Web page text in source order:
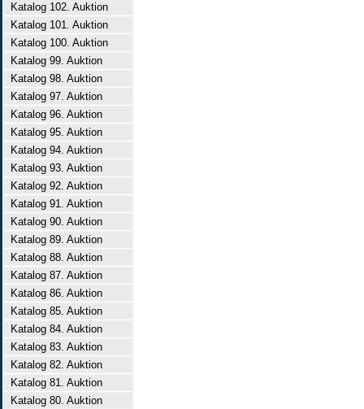
Katalog 102. Auktion
Katalog 101. Auktion
Katalog 100. Auktion
Katalog 99. Auktion
Katalog 98. Auktion
Katalog 97. Auktion
Katalog 96. Auktion
Katalog 95. Auktion
Katalog 94. Auktion
Katalog 93. Auktion
Katalog 92. Auktion
Katalog 91. Auktion
Katalog 90. Auktion
Katalog 89. Auktion
Katalog 88. Auktion
Katalog 87. Auktion
Katalog 86. Auktion
Katalog 85. Auktion
Katalog 84. Auktion
Katalog 83. Auktion
Katalog 82. Auktion
Katalog 81. Auktion
Katalog 80. Auktion